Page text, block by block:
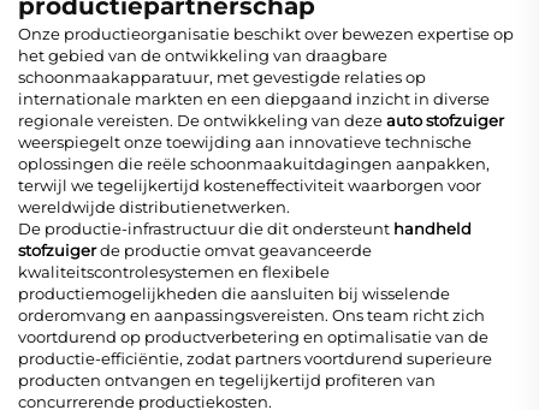
productiepartnerschap
Onze productieorganisatie beschikt over bewezen expertise op
het gebied van de ontwikkeling van draagbare
schoonmaakapparatuur, met gevestigde relaties op
internationale markten en een diepgaand inzicht in diverse
regionale vereisten. De ontwikkeling van dezeauto stofzuiger
weerspiegelt onze toewijding aan innovatieve technische
oplossingen die reële schoonmaakuitdagingen aanpakken,
terwijl we tegelijkertijd kosteneffectiviteit waarborgen voor
wereldwijde distributienetwerken.
De productie-infrastructuur die dit ondersteunt handheld
stofzuigerde productie omvat geavanceerde
kwaliteitscontrolesystemen en flexibele
productiemogelijkheden die aansluiten bij wisselende
orderomvang en aanpassingsvereisten. Ons team richt zich
voortdurend op productverbetering en optimalisatie van de
productie-efficiëntie, zodat partners voortdurend superieure
producten ontvangen en tegelijkertijd profiteren van
concurrerende productiekosten.